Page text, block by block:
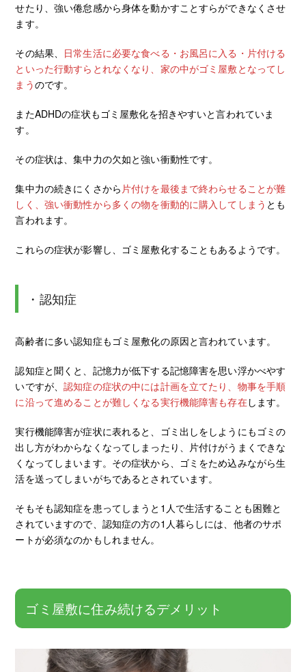
せたり、強い倦怠感から身体を動かすことすらができなくさせ
ます。
その結果、 日常生活に必要な食べる・お風呂に入る・片付ける
といった行動すらとれなくなり、家の中がゴミ屋敷となってし
まうのです。
またADHDの症状もゴミ屋敷化を招きやすいと言われていま
す。
その症状は、集中力の欠如と強い衝動性です。
集中力の続きにくさから 片付けを最後まで終わらせることが難
しく、強い衝動性から多くの物を衝動的に購入してしまう とも
言われます。
これらの症状が影響し、ゴミ屋敷化することもあるようです。
・認知症
高齢者に多い認知症もゴミ屋敷化の原因と言われています。
認知症と聞くと、記憶力が低下する記憶障害を思い浮かべやす
いですが、認知症の症状の中には計画を立てたり、物事を手順
に沿って進めることが難しくなる実行機能障害も存在します。
実行機能障害が症状に表れると、ゴミ出しをしようにもゴミの
出し方がわからなくなってしまったり、片付けがうまくできな
くなってしまいます。その症状から、ゴミをため込みながら生
活を送ってしまいがちであるとされています。
そもそも認知症を患ってしまうと1人で生活することも困難と
されていますので、認知症の方の1人暮らしには、他者のサポ
ートが必須なのかもしれません。
ゴミ屋敷に住み続けるデメリット